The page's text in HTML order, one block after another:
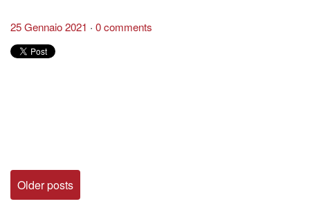
25 Gennaio 2021 0 comments
Older posts